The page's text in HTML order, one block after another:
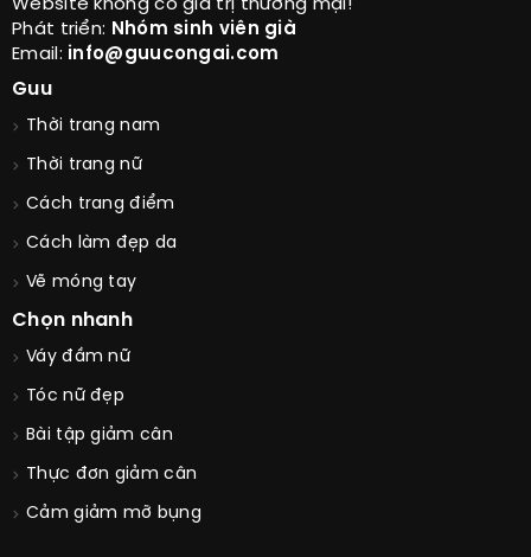
Website không có giá trị thương mại!
Phát triển: Nhóm sinh viên già
Email: info@guucongai.com
Guu
Thời trang nam
Thời trang nữ
Cách trang điểm
Cách làm đẹp da
Vẽ móng tay
Chọn nhanh
Váy đầm nữ
Tóc nữ đẹp
Bài tập giảm cân
Thực đơn giảm cân
Cảm giảm mỡ bụng